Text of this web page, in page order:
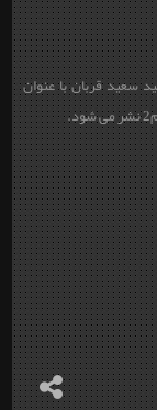
آی فیلم 2 به مناسبت عید سعید قربان با عنوان